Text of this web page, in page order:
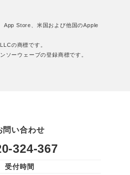
App Store、米国および他国のApple
の商標です。
ソーウェーブの登録商標です。
問い合わせ
324-367
受付時間